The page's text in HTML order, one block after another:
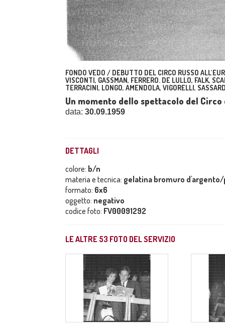
FONDO VEDO / DEBUTTO DEL CIRCO RUSSO
VISCONTI, GASSMAN, FERRERO. DE LULLO, FALK,
TERRACINI, LONGO, AMENDOLA, VIGORELLI,
Un momento dello spettacolo del Circo
data: 30.09.1959
DETTAGLI
colore: b/n
materia e tecnica: gelatina bromuro
formato: 6x6
oggetto: negativo
codice foto: FV00091292
LE ALTRE 53 FOTO DEL SERVIZIO